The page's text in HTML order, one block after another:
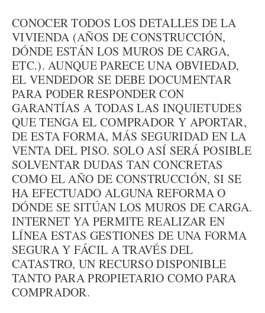
CONOCER TODOS LOS DETALLES DE LA
VIVIENDA (AÑOS DE CONSTRUCCIÓN,
DÓNDE ESTÁN LOS MUROS DE CARGA,
ETC.). AUNQUE PARECE UNA OBVIEDAD,
EL VENDEDOR SE DEBE DOCUMENTAR
PARA PODER RESPONDER CON
GARANTÍAS A TODAS LAS INQUIETUDES
QUE TENGA EL COMPRADOR Y APORTAR,
DE ESTA FORMA, MÁS SEGURIDAD EN LA
VENTA DEL PISO. SOLO ASÍ SERÁ POSIBLE
SOLVENTAR DUDAS TAN CONCRETAS
COMO EL AÑO DE CONSTRUCCIÓN, SI SE
HA EFECTUADO ALGUNA REFORMA O
DÓNDE SE SITÚAN LOS MUROS DE CARGA.
INTERNET YA PERMITE REALIZAR EN
LÍNEA ESTAS GESTIONES DE UNA FORMA
SEGURA Y FÁCIL A TRAVÉS DEL
CATASTRO, UN RECURSO DISPONIBLE
TANTO PARA PROPIETARIO COMO PARA
COMPRADOR.